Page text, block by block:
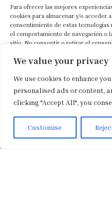
We value your privacy
We use cookies to enhance
personalised ads or content,
clicking "Accept All", you
Customise
Para ofrecer las mejores
cookies para almacenar y/o acceder
consentimiento de estas
el comportamiento de navegación o
sitio. No consentir o retirar el
Ver
Feriarte, Madrid, 2017.
MUSEO
Las obras de Josecho López
el Museo Ecuménico de Arte
Spanish